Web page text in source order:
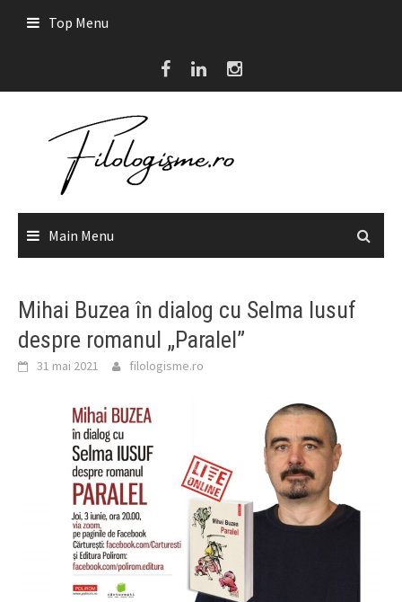
Top Menu
Main Menu
Mihai Buzea în dialog cu Selma Iusuf
despre romanul „Paralel”
31 mai 2021 filologisme.ro